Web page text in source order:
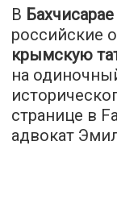
В Бахчисарае
российские
крымскую
на
странице в
адвокат